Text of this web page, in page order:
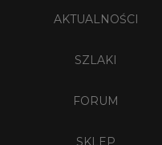
AKTUALNOŚCI
SZLAKI
FORUM
SKLEP